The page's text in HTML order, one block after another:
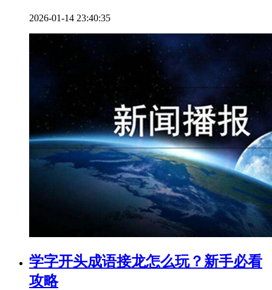
2026-01-14 23:40:35
学字开头成语接龙怎么玩？新手必看
攻略